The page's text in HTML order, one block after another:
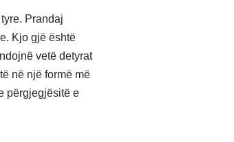
Prandaj
Kjo gjë është
vetë detyrat
në një formë më
përgjegjësitë e